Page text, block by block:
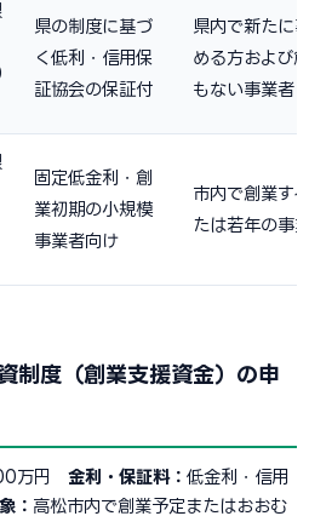
県の制度に基づ
く低利・信用保
証協会の保証付
県内で新たに
める方および
もない事業者
固定低金利・創
業初期の小規模
事業者向け
市内で創業す
たは若年の事
制度（創業支援資金）の申
万円 金利・保証料： 低金利・信用
： 高松市内で創業予定またはおおむ